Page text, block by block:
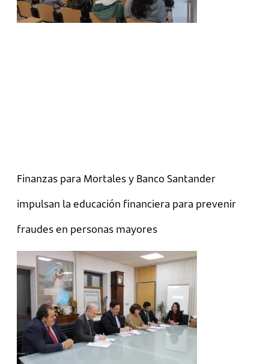
Finanzas para Mortales y Banco Santander
impulsan la educación financiera para prevenir
fraudes en personas mayores